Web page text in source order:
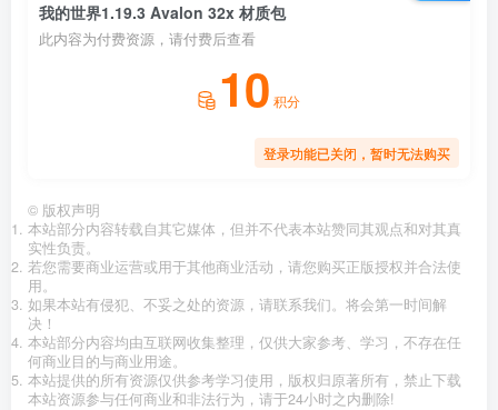
我的世界1.19.3 Avalon 32x 材质包
此内容为付费资源，请付费后查看
10 积分
登录功能已关闭，暂时无法购买
© 版权声明
本站部分内容转载自其它媒体，但并不代表本站赞同其观点和对其真
实性负责。
若您需要商业运营或用于其他商业活动，请您购买正版授权并合法使
用。
如果本站有侵犯、不妥之处的资源，请联系我们。将会第一时间解
决！
本站部分内容均由互联网收集整理，仅供大家参考、学习，不存在任
何商业目的与商业用途。
本站提供的所有资源仅供参考学习使用，版权归原著所有，禁止下载
本站资源参与任何商业和非法行为，请于24小时之内删除!